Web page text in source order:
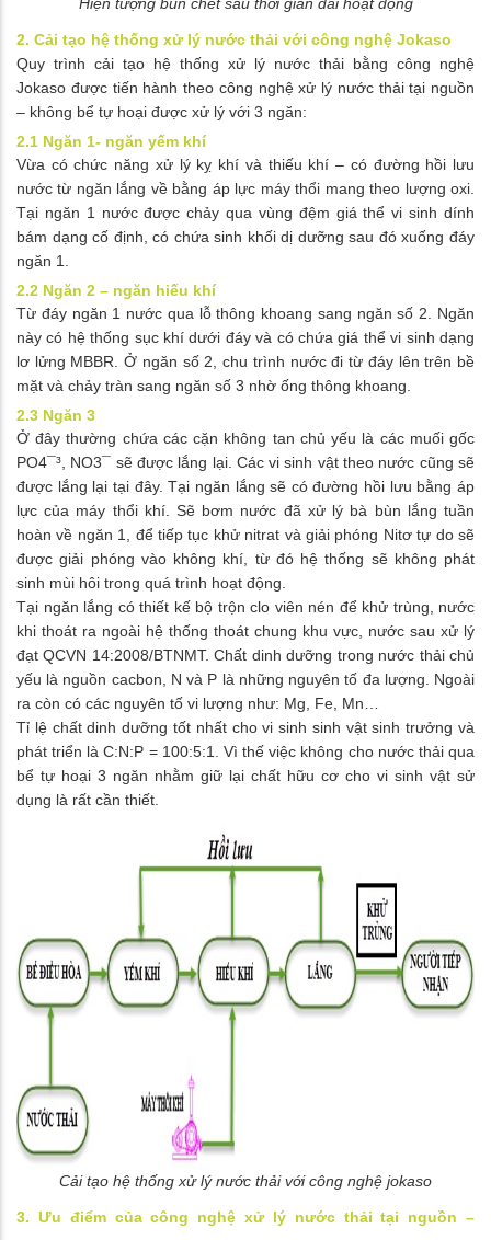
Hiện tượng bùn chết sau thời gian dài hoạt động
2. Cải tạo hệ thống xử lý nước thải với công nghệ Jokaso
Quy trình cải tạo hệ thống xử lý nước thải bằng công nghệ
Jokaso được tiến hành theo công nghệ xử lý nước thải tại nguồn
– không bể tự hoại được xử lý với 3 ngăn:
2.1 Ngăn 1- ngăn yếm khí
Vừa có chức năng xử lý kỵ khí và thiếu khí – có đường hồi lưu
nước từ ngăn lắng về bằng áp lực máy thổi mang theo lượng oxi.
Tại ngăn 1 nước được chảy qua vùng đệm giá thể vi sinh dính
bám dạng cố định, có chứa sinh khối dị dưỡng sau đó xuống đáy
ngăn 1.
2.2 Ngăn 2 – ngăn hiếu khí
Từ đáy ngăn 1 nước qua lỗ thông khoang sang ngăn số 2. Ngăn
này có hệ thống sục khí dưới đáy và có chứa giá thể vi sinh dạng
lơ lửng MBBR. Ở ngăn số 2, chu trình nước đi từ đáy lên trên bề
mặt và chảy tràn sang ngăn số 3 nhờ ống thông khoang.
2.3 Ngăn 3
Ở đây thường chứa các cặn không tan chủ yếu là các muối gốc
PO4¯³, NO3¯ sẽ được lắng lại. Các vi sinh vật theo nước cũng sẽ
được lắng lại tại đây. Tại ngăn lắng sẽ có đường hồi lưu bằng áp
lực của máy thổi khí. Sẽ bơm nước đã xử lý bà bùn lắng tuần
hoàn về ngăn 1, để tiếp tục khử nitrat và giải phóng Nitơ tự do sẽ
được giải phóng vào không khí, từ đó hệ thống sẽ không phát
sinh mùi hôi trong quá trình hoạt động.
Tại ngăn lắng có thiết kế bộ trộn clo viên nén để khử trùng, nước
khi thoát ra ngoài hệ thống thoát chung khu vực, nước sau xử lý
đạt QCVN 14:2008/BTNMT. Chất dinh dưỡng trong nước thải chủ
yếu là nguồn cacbon, N và P là những nguyên tố đa lượng. Ngoài
ra còn có các nguyên tố vi lượng như: Mg, Fe, Mn…
Tỉ lệ chất dinh dưỡng tốt nhất cho vi sinh sinh vật sinh trưởng và
phát triển là C:N:P = 100:5:1. Vì thế việc không cho nước thải qua
bể tự hoại 3 ngăn nhằm giữ lại chất hữu cơ cho vi sinh vật sử
dụng là rất cần thiết.
Cải tạo hệ thống xử lý nước thải với công nghệ jokaso
3. Ưu điểm của công nghệ xử lý nước thải tại nguồn –